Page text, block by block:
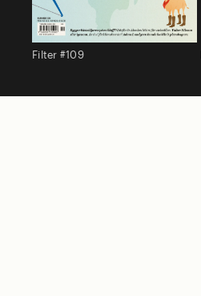
Filter #109